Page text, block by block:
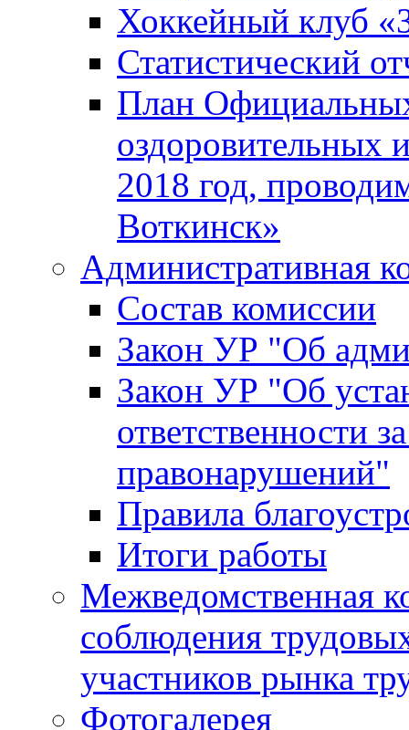
Хоккейный клуб
Статистический
План
оздоровительных
2018 год,
Воткинск»
Административная
Состав комиссии
Закон УР "Об
Закон УР "Об
ответственности
правонарушений"
Правила
Итоги работы
Межведомственная
соблюдения
участников рынка
Фотогалерея